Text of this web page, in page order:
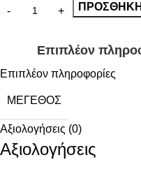
Επιπλέον
Επιπλέον πληροφορίες
ΜΈΓΕΘΟΣ
Αξιολογήσεις (0)
Αξιολογήσεις